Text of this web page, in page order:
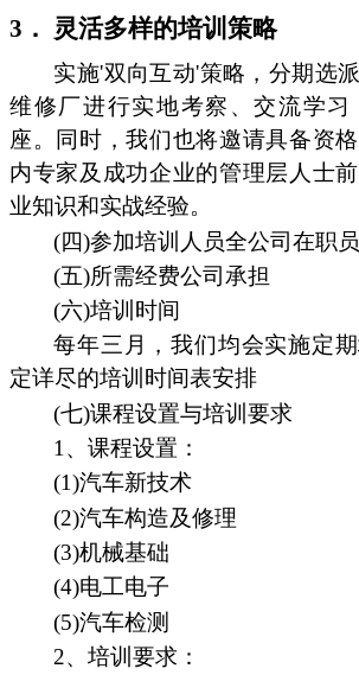
3． 灵活多样的培训策略
实施'双向互动'策略，分期选
维修厂进行实地考察、交流学习
座。同时，我们也将邀请具备资
内专家及成功企业的管理层人士
业知识和实战经验。
(四)参加培训人员全公司在职
(五)所需经费公司承担
(六)培训时间
每年三月，我们均会实施定
定详尽的培训时间表安排
(七)课程设置与培训要求
1、课程设置：
(1)汽车新技术
(2)汽车构造及修理
(3)机械基础
(4)电工电子
(5)汽车检测
2、培训要求：